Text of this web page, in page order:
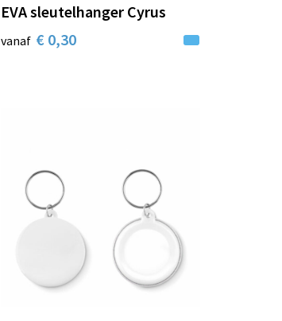
EVA sleutelhanger Cyrus
vanaf € 0,30